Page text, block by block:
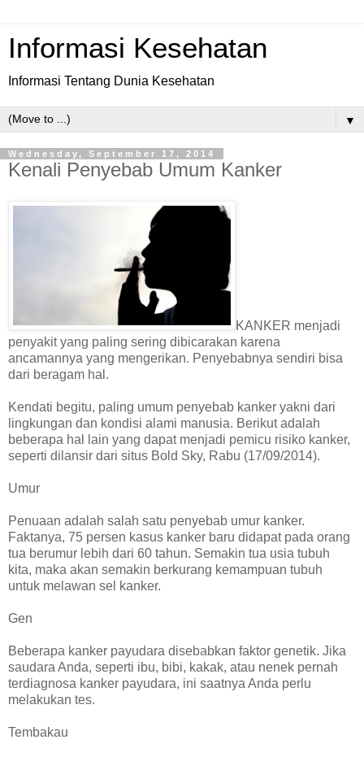
Informasi Kesehatan
Informasi Tentang Dunia Kesehatan
▼
Wednesday, September 17, 2014
Kenali Penyebab Umum Kanker
KANKER menjadi
penyakit yang paling sering dibicarakan karena
ancamannya yang mengerikan. Penyebabnya sendiri bisa
dari beragam hal.
Kendati begitu, paling umum penyebab kanker yakni dari
lingkungan dan kondisi alami manusia. Berikut adalah
beberapa hal lain yang dapat menjadi pemicu risiko kanker,
seperti dilansir dari situs Bold Sky, Rabu (17/09/2014).
Umur
Penuaan adalah salah satu penyebab umur kanker.
Faktanya, 75 persen kasus kanker baru didapat pada orang
tua berumur lebih dari 60 tahun. Semakin tua usia tubuh
kita, maka akan semakin berkurang kemampuan tubuh
untuk melawan sel kanker.
Gen
Beberapa kanker payudara disebabkan faktor genetik. Jika
saudara Anda, seperti ibu, bibi, kakak, atau nenek pernah
terdiagnosa kanker payudara, ini saatnya Anda perlu
melakukan tes.
Tembakau